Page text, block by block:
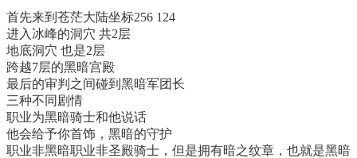
首先来到苍茫大陆坐标256 124
进入冰峰的洞穴 共2层
地底洞穴 也是2层
跨越7层的黑暗宫殿
最后的审判之间碰到黑暗军团长
三种不同剧情
职业为黑暗骑士和他说话
他会给予你首饰，黑暗的守护
职业非黑暗职业非圣殿骑士，但是拥有暗之纹章，也就是黑暗